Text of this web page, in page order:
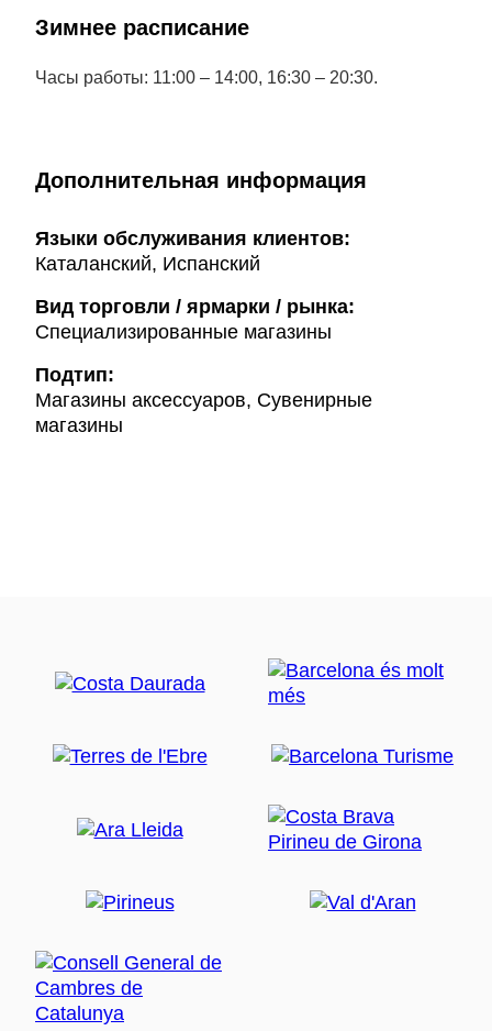
Зимнее расписание
Часы работы: 11:00 – 14:00, 16:30 – 20:30.
Дополнительная информация
Языки обслуживания клиентов:
Каталанский, Испанский
Вид торговли / ярмарки / рынка:
Специализированные магазины
Подтип:
Магазины аксессуаров, Сувенирные
магазины